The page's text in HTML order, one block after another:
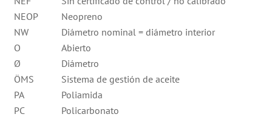
NEOP
Neopreno
NW
Diámetro nominal = diámetro interior
O
Abierto
Ø
Diámetro
ÖMS
Sistema de gestión de aceite
PA
Poliamida
PC
Policarbonato